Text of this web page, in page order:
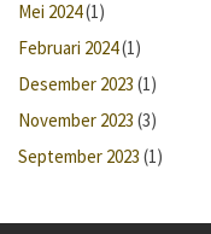
Mei 2024(1)
Februari 2024(1)
Desember 2023 (1)
November 2023 (3)
September 2023 (1)